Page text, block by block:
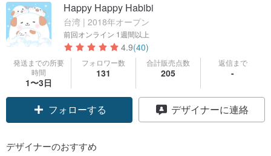
Happy Happy Habibi
台湾 | 2018年オープン
前回オンライン 1週間以上
4.9(40)
発送までの所要
時間
1〜3日
フォロワー数
131
合計販売点数
205
返信まで
-
フォローする デザイナーに連絡
デザイナーのおすすめ